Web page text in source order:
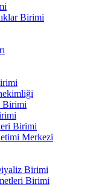
Birimi
Birimi
Birimi
Merkezi
Birimi
Birimi